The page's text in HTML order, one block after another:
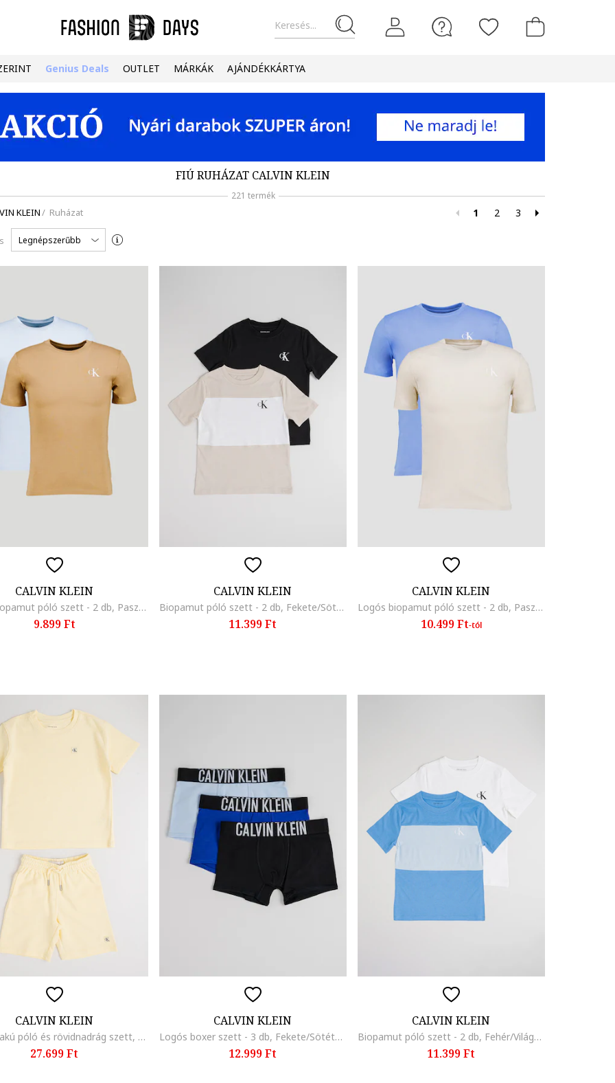
Keresés...
Genius Deals OUTLET MÁRKÁK AJÁNDÉKKÁRTYA
FIÚ RUHÁZAT CALVIN KLEIN
221 termék
KLEIN/ Ruházat 1 2 3
Legnépszerűbb
CALVIN KLEIN
Logós biopamut póló szett - 2 db, Pasztellkék/Sötétbézs
9.899 Ft
CALVIN KLEIN
Biopamut póló szett - 2 db, Fekete/Sötétbézs
11.399 Ft
CALVIN KLEIN
Logós biopamut póló szett - 2 db, Pasztellkék/Világosbézs
10.499 Ft-tól
CALVIN KLEIN
Kerek nyakú póló és rövidnadrág szett, Halványsárga
27.699 Ft
CALVIN KLEIN
Logós boxer szett - 3 db, Fekete/Sötétkék
12.999 Ft
CALVIN KLEIN
Biopamut póló szett - 2 db, Fehér/Világoskék
11.399 Ft